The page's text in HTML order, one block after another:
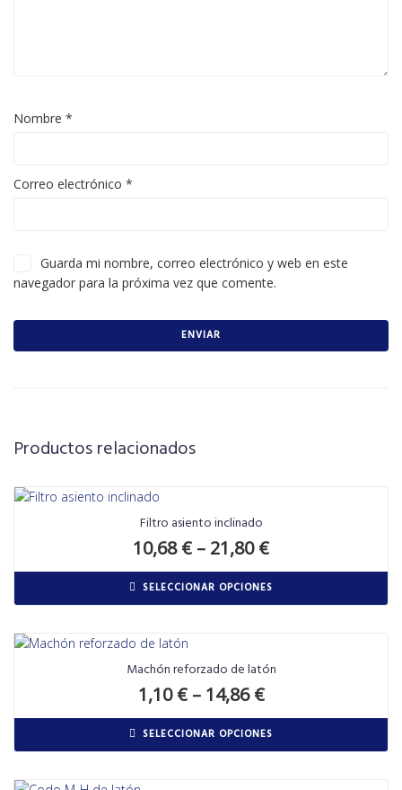
Nombre *
Correo electrónico *
Guarda mi nombre, correo electrónico y web en este
navegador para la próxima vez que comente.
Productos relacionados
Filtro asiento inclinado
10,68€– 21,80€
SELECCIONAR OPCIONES
Machón reforzado de latón
1,10€– 14,86€
SELECCIONAR OPCIONES